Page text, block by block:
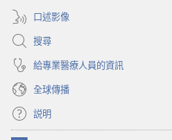
口述影像
搜尋
給專業醫療人員的資訊
全球傳播
説明